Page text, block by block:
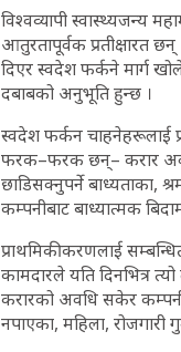
विश्वव्यापी स्वास्थ्यजन्य
आतुरतापूर्वक प्रतीक्षारत
दिएर स्वदेश फर्कने मार्ग
दबाबको अनुभूति हुन्छ ।
स्वदेश फर्कन चाहनेहरूलाई
फरक–फरक छन्– करार
छाडिसक्नुपर्ने बाध्यताका,
कम्पनीबाट बाध्यात्मक
प्राथमिकीकरणलाई
कामदारले यति दिनभित्र
करारको अवधि सकेर
नपाएका, महिला,